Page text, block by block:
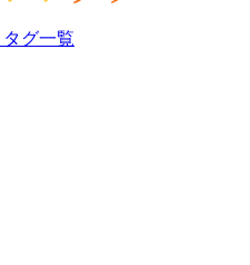
タグ一覧